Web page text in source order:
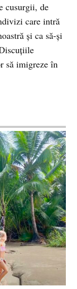
cusurgii, de
care intră
şi ca să-şi
să imigreze în